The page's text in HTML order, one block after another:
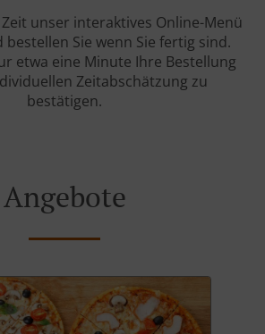
unser interaktives Online-Menü
bestellen Sie wenn Sie fertig sind.
etwa eine Minute Ihre Bestellung
Zeitabschätzung zu
bestätigen.
Angebote